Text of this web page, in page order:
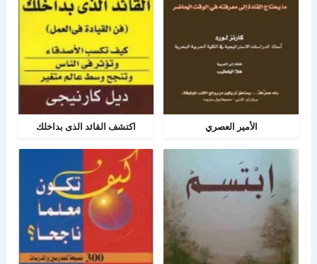
الأمير العصري اكتشف القائد الذى بداخلك